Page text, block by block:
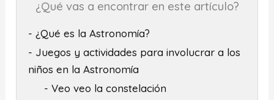
¿Qué vas a encontrar en este artículo?
- ¿Qué es la Astronomía?
- Juegos y actividades para involucrar a los
niños en la Astronomía
- Veo veo la constelación